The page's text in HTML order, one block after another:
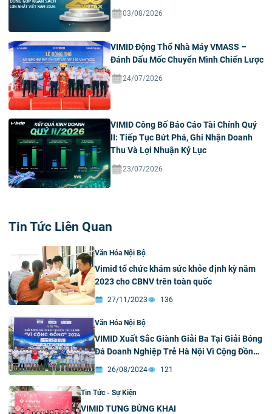
03/08/2026
VIMID Động Thổ Nhà Máy VMASS –
Đánh Dấu Mốc Chuyển Mình Chiến Lược
24/07/2026
VIMID Công Bố Báo Cáo Tài Chính Quý
II: Tiếp Tục Bứt Phá, Ghi Nhận Doanh
Thu Và Lợi Nhuận Kỷ Lục
23/07/2026
Tin Tức Liên Quan
Văn Hóa Nội Bộ
Vimid tổ chức khám sức khỏe định kỳ năm
2023 cho CBNV trên toàn quốc
27/11/2023 136
Văn Hóa Nội Bộ
VIMID Xuất Sắc Giành Giải Ba Tại Giải Bóng
Đá Doanh Nghiệp Trẻ Hà Nội Vì Cộng Đồng
2024️
26/08/2024 121
Tin Tức - Sự Kiện
VIMID TƯNG BỪNG KHAI